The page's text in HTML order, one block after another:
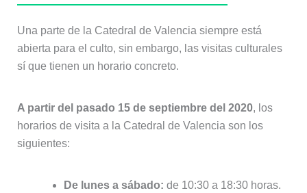
Una parte de la Catedral de Valencia siempre está
abierta para el culto, sin embargo, las visitas culturales
sí que tienen un horario concreto.
A partir del pasado 15 de septiembre del 2020, los
horarios de visita a la Catedral de Valencia son los
siguientes:
De lunes a sábado: de 10:30 a 18:30 horas.